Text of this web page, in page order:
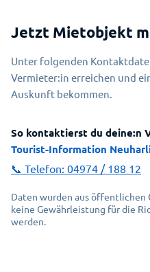
Jetzt Mietobjekt
Unter folgenden
Vermieter:in erreichen und
Auskunft bekommen.
So kontaktierst du deine:n
Tourist-Information
📞 Telefon: 04974 / 188 12
Daten wurden aus öffentlichen
keine Gewährleistung für die
werden.